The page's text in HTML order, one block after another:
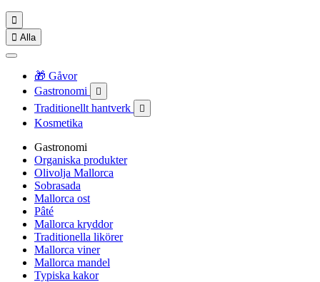

 Alla
🎁 Gåvor
Gastronomi

Traditionellt hantverk 
Kosmetika
Gastronomi
Organiska produkter
Olivolja Mallorca
Sobrasada
Mallorca ost
Pâté
Mallorca kryddor
Traditionella likörer
Mallorca viner
Mallorca mandel
Typiska kakor